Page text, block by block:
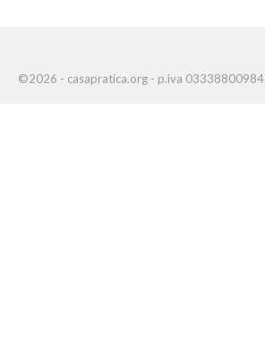
©2026 - casapratica.org - p.iva 03338800984